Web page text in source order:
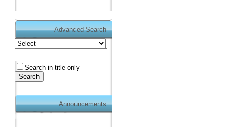
Advanced Search
Search in title only
Announcements
Duyurular
Makale gönderimi için
üzerinde gerçekleşmektedir:
https://dergipark.org.tr/tr/pub/teke